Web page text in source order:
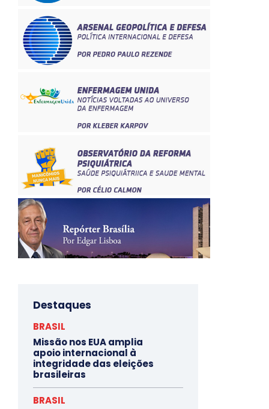
Destaques
BRASIL
Missão nos EUA amplia
apoio internacional à
integridade das eleições
brasileiras
BRASIL